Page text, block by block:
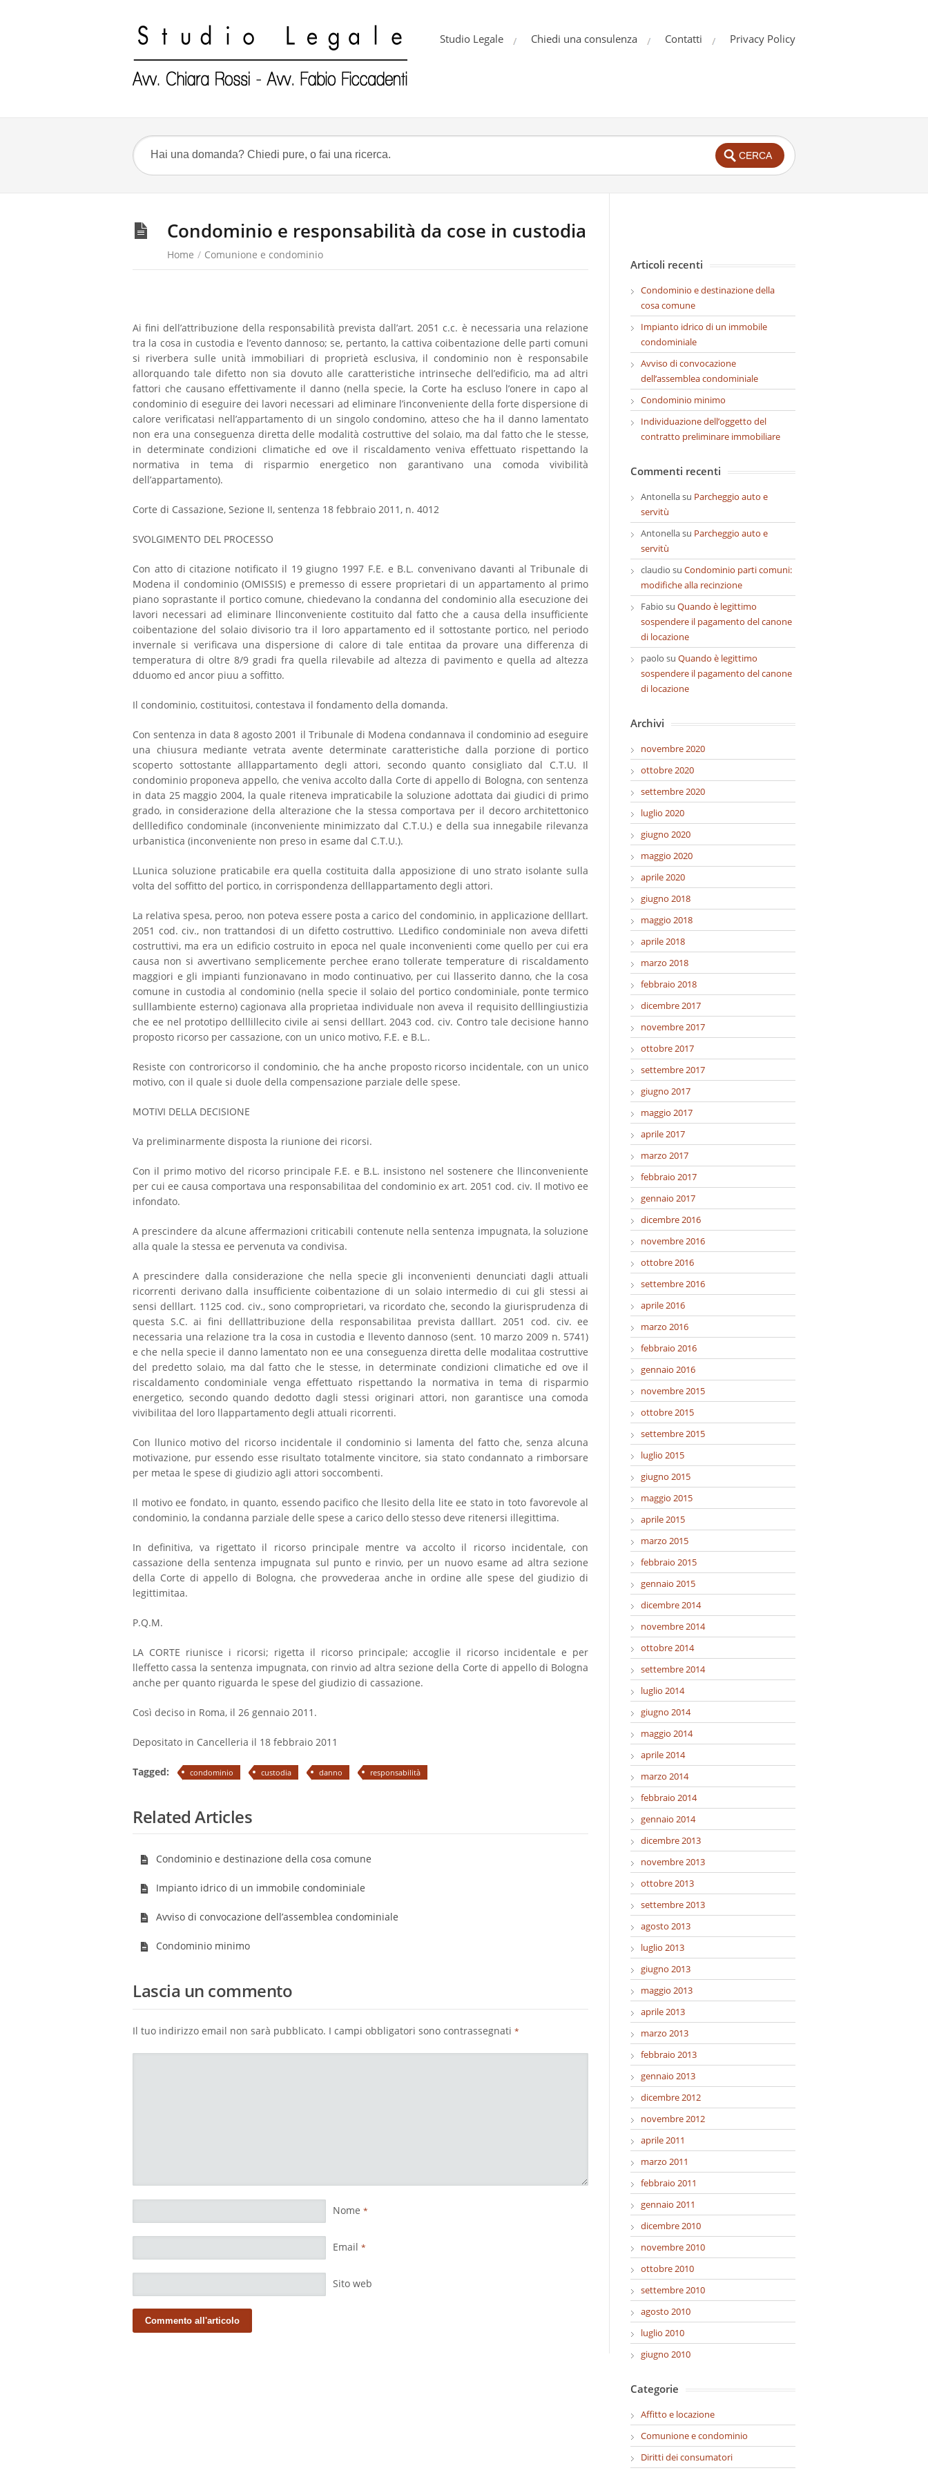
Studio Legale Chiedi una consulenza Contatti Privacy Policy
Condominio e responsabilità da cose in custodia
Home / Comunione e condominio
Ai fini dell’attribuzione della responsabilità prevista dall’art. 2051 c.c. è necessaria una relazione
tra la cosa in custodia e l’evento dannoso; se, pertanto, la cattiva coibentazione delle parti comuni
si riverbera sulle unità immobiliari di proprietà esclusiva, il condominio non è responsabile
allorquando tale difetto non sia dovuto alle caratteristiche intrinseche dell’edificio, ma ad altri
fattori che causano effettivamente il danno (nella specie, la Corte ha escluso l’onere in capo al
condominio di eseguire dei lavori necessari ad eliminare l’inconveniente della forte dispersione di
calore verificatasi nell’appartamento di un singolo condomino, atteso che ha il danno lamentato
non era una conseguenza diretta delle modalità costruttive del solaio, ma dal fatto che le stesse,
in determinate condizioni climatiche ed ove il riscaldamento veniva effettuato rispettando la
normativa in tema di risparmio energetico non garantivano una comoda vivibilità
dell’appartamento).
Corte di Cassazione, Sezione II, sentenza 18 febbraio 2011, n. 4012
SVOLGIMENTO DEL PROCESSO
Con atto di citazione notificato il 19 giugno 1997 F.E. e B.L. convenivano davanti al Tribunale di
Modena il condominio (OMISSIS) e premesso di essere proprietari di un appartamento al primo
piano soprastante il portico comune, chiedevano la condanna del condominio alla esecuzione dei
lavori necessari ad eliminare llinconveniente costituito dal fatto che a causa della insufficiente
coibentazione del solaio divisorio tra il loro appartamento ed il sottostante portico, nel periodo
invernale si verificava una dispersione di calore di tale entitaa da provare una differenza di
temperatura di oltre 8/9 gradi fra quella rilevabile ad altezza di pavimento e quella ad altezza
dduomo ed ancor piuu a soffitto.
Il condominio, costituitosi, contestava il fondamento della domanda.
Con sentenza in data 8 agosto 2001 il Tribunale di Modena condannava il condominio ad eseguire
una chiusura mediante vetrata avente determinate caratteristiche dalla porzione di portico
scoperto sottostante alllappartamento degli attori, secondo quanto consigliato dal C.T.U. Il
condominio proponeva appello, che veniva accolto dalla Corte di appello di Bologna, con sentenza
in data 25 maggio 2004, la quale riteneva impraticabile la soluzione adottata dai giudici di primo
grado, in considerazione della alterazione che la stessa comportava per il decoro architettonico
dellledifico condominale (inconveniente minimizzato dal C.T.U.) e della sua innegabile rilevanza
urbanistica (inconveniente non preso in esame dal C.T.U.).
LLunica soluzione praticabile era quella costituita dalla apposizione di uno strato isolante sulla
volta del soffitto del portico, in corrispondenza delllappartamento degli attori.
La relativa spesa, peroo, non poteva essere posta a carico del condominio, in applicazione delllart.
2051 cod. civ., non trattandosi di un difetto costruttivo. LLedifico condominiale non aveva difetti
costruttivi, ma era un edificio costruito in epoca nel quale inconvenienti come quello per cui era
causa non si avvertivano semplicemente perchee erano tollerate temperature di riscaldamento
maggiori e gli impianti funzionavano in modo continuativo, per cui llasserito danno, che la cosa
comune in custodia al condominio (nella specie il solaio del portico condominiale, ponte termico
sulllambiente esterno) cagionava alla proprietaa individuale non aveva il requisito delllingiustizia
che ee nel prototipo delllillecito civile ai sensi delllart. 2043 cod. civ. Contro tale decisione hanno
proposto ricorso per cassazione, con un unico motivo, F.E. e B.L..
Resiste con controricorso il condominio, che ha anche proposto ricorso incidentale, con un unico
motivo, con il quale si duole della compensazione parziale delle spese.
MOTIVI DELLA DECISIONE
Va preliminarmente disposta la riunione dei ricorsi.
Con il primo motivo del ricorso principale F.E. e B.L. insistono nel sostenere che llinconveniente
per cui ee causa comportava una responsabilitaa del condominio ex art. 2051 cod. civ. Il motivo ee
infondato.
A prescindere da alcune affermazioni criticabili contenute nella sentenza impugnata, la soluzione
alla quale la stessa ee pervenuta va condivisa.
A prescindere dalla considerazione che nella specie gli inconvenienti denunciati dagli attuali
ricorrenti derivano dalla insufficiente coibentazione di un solaio intermedio di cui gli stessi ai
sensi delllart. 1125 cod. civ., sono comproprietari, va ricordato che, secondo la giurisprudenza di
questa S.C. ai fini delllattribuzione della responsabilitaa prevista dalllart. 2051 cod. civ. ee
necessaria una relazione tra la cosa in custodia e llevento dannoso (sent. 10 marzo 2009 n. 5741)
e che nella specie il danno lamentato non ee una conseguenza diretta delle modalitaa costruttive
del predetto solaio, ma dal fatto che le stesse, in determinate condizioni climatiche ed ove il
riscaldamento condominiale venga effettuato rispettando la normativa in tema di risparmio
energetico, secondo quando dedotto dagli stessi originari attori, non garantisce una comoda
vivibilitaa del loro llappartamento degli attuali ricorrenti.
Con llunico motivo del ricorso incidentale il condominio si lamenta del fatto che, senza alcuna
motivazione, pur essendo esse risultato totalmente vincitore, sia stato condannato a rimborsare
per metaa le spese di giudizio agli attori soccombenti.
Il motivo ee fondato, in quanto, essendo pacifico che llesito della lite ee stato in toto favorevole al
condominio, la condanna parziale delle spese a carico dello stesso deve ritenersi illegittima.
In definitiva, va rigettato il ricorso principale mentre va accolto il ricorso incidentale, con
cassazione della sentenza impugnata sul punto e rinvio, per un nuovo esame ad altra sezione
della Corte di appello di Bologna, che provvederaa anche in ordine alle spese del giudizio di
legittimitaa.
P.Q.M.
LA CORTE riunisce i ricorsi; rigetta il ricorso principale; accoglie il ricorso incidentale e per
lleffetto cassa la sentenza impugnata, con rinvio ad altra sezione della Corte di appello di Bologna
anche per quanto riguarda le spese del giudizio di cassazione.
Così deciso in Roma, il 26 gennaio 2011.
Depositato in Cancelleria il 18 febbraio 2011
Tagged: condominio custodia danno responsabilità
Related Articles
Condominio e destinazione della cosa comune
Impianto idrico di un immobile condominiale
Avviso di convocazione dell’assemblea condominiale
Condominio minimo
Lascia un commento
Il tuo indirizzo email non sarà pubblicato. I campi obbligatori sono contrassegnati *
Nome *
Email *
Sito web
Articoli recenti
Condominio e destinazione della
cosa comune
Impianto idrico di un immobile
condominiale
Avviso di convocazione
dell’assemblea condominiale
Condominio minimo
Individuazione dell’oggetto del
contratto preliminare immobiliare
Commenti recenti
Antonellasu Parcheggio auto e
servitù
Antonellasu Parcheggio auto e
servitù
claudio suCondominio parti comuni:
modifiche alla recinzione
Fabio suQuando è legittimo
sospendere il pagamento del canone
di locazione
paolo suQuando è legittimo
sospendere il pagamento del canone
di locazione
Archivi
novembre 2020
ottobre 2020
settembre 2020
luglio 2020
giugno 2020
maggio 2020
aprile 2020
giugno 2018
maggio 2018
aprile 2018
marzo 2018
febbraio 2018
dicembre 2017
novembre 2017
ottobre 2017
settembre 2017
giugno 2017
maggio 2017
aprile 2017
marzo 2017
febbraio 2017
gennaio 2017
dicembre 2016
novembre 2016
ottobre 2016
settembre 2016
aprile 2016
marzo 2016
febbraio 2016
gennaio 2016
novembre 2015
ottobre 2015
settembre 2015
luglio 2015
giugno 2015
maggio 2015
aprile 2015
marzo 2015
febbraio 2015
gennaio 2015
dicembre 2014
novembre 2014
ottobre 2014
settembre 2014
luglio 2014
giugno 2014
maggio 2014
aprile 2014
marzo 2014
febbraio 2014
gennaio 2014
dicembre 2013
novembre 2013
ottobre 2013
settembre 2013
agosto 2013
luglio 2013
giugno 2013
maggio 2013
aprile 2013
marzo 2013
febbraio 2013
gennaio 2013
dicembre 2012
novembre 2012
aprile 2011
marzo 2011
febbraio 2011
gennaio 2011
dicembre 2010
novembre 2010
ottobre 2010
settembre 2010
agosto 2010
luglio 2010
giugno 2010
Categorie
Affitto e locazione
Comunione e condominio
Diritti dei consumatori